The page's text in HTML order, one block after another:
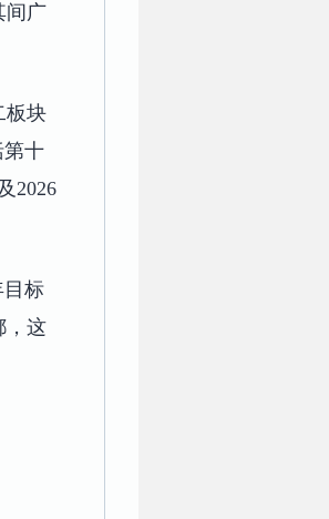
间广
板块
第十
2026
目标
，这